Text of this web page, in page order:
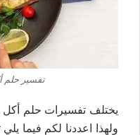
تفسير حلم
يختلف تفسيرات حلم
ولهذا اعددنا لكم فيما يلي